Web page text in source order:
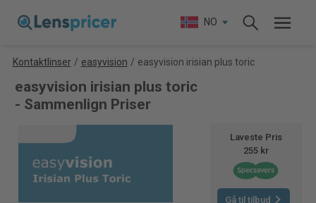
NO
Kontaktlinser / easyvision / easyvision irisian plus toric
easyvision irisian plus toric
- Sammenlign Priser
Laveste Pris
255 kr
Gå til tilbud